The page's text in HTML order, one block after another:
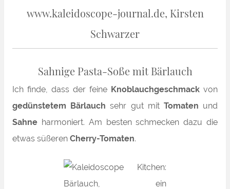
Sahnige Pasta-Soße mit Bärlauch
Ich finde, dass der feine Knoblauchgeschmack von
gedünstetem Bärlauch sehr gut mit Tomaten und
Sahne harmoniert. Am besten schmecken dazu die
etwas süßeren Cherry-Tomaten.